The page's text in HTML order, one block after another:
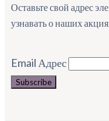
Оставьте свой адрес
узнавать о наших
Email Адрес